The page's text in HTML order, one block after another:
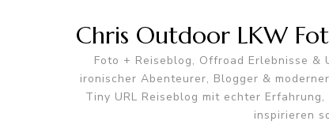
Chris Outdoor LKW
Foto + Reiseblog, Offroad Erlebnisse
ironischer Abenteurer, Blogger &
Tiny URL Reiseblog mit echter
inspirieren